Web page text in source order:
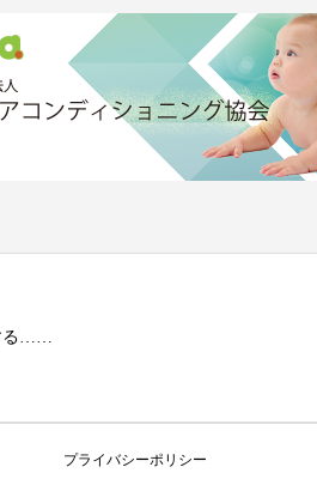
る……
プライバシーポリシー